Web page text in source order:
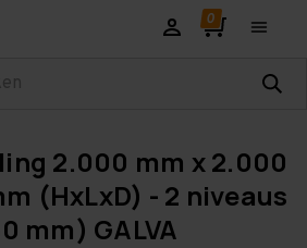
2.000 mm x 2.000
(HxLxD) - 2 niveaus
mm) GALVA